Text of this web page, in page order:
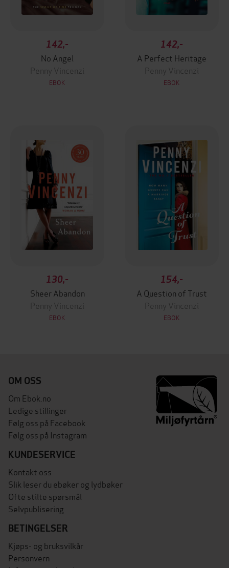
142,-
No Angel
Penny Vincenzi
EBOK
142,-
A Perfect Heritage
Penny Vincenzi
EBOK
130,-
Sheer Abandon
Penny Vincenzi
EBOK
154,-
A Question of Trust
Penny Vincenzi
EBOK
OM OSS
Om Ebok.no
Ledige stillinger
Følg oss på Facebook
Følg oss på Instagram
KUNDESERVICE
Kontakt oss
Slik leser du ebøker og lydbøker
Ofte stilte spørsmål
Selvpublisering
BETINGELSER
Kjøps- og bruksvilkår
Personvern